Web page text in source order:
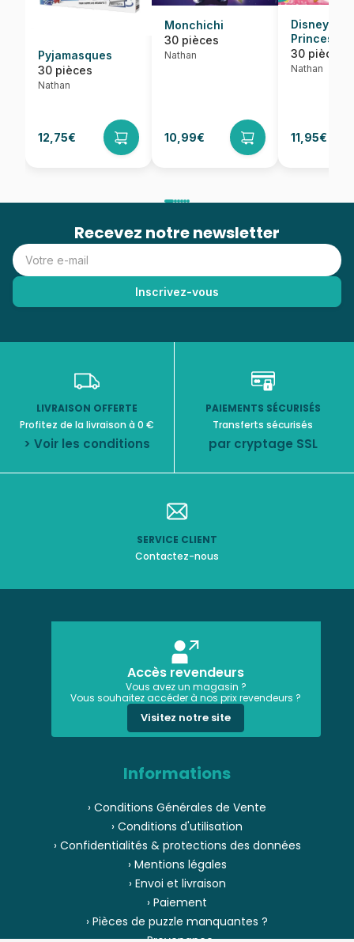
Pyjamasques
30 pièces
Nathan
12,75€
Monchichi
30 pièces
Nathan
10,99€
Disney
Princesses
30 pièces
Nathan
11,95€
Recevez notre newsletter
LIVRAISON OFFERTE
Profitez de la livraison à 0 €
> Voir les conditions
PAIEMENTS SÉCURISÉS
Transferts sécurisés
par cryptage SSL
SERVICE CLIENT
Contactez-nous
Accès revendeurs
Vous avez un magasin ?
Vous souhaitez accéder à nos prix revendeurs ?
Visitez notre site
Informations
› Conditions Générales de Vente
› Conditions d'utilisation
› Confidentialités & protections des données
› Mentions légales
› Envoi et livraison
› Paiement
› Pièces de puzzle manquantes ?